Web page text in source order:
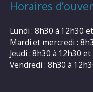
Horaires
Lundi : 8h30 à 12h30
Mardi et mercredi :
Jeudi : 8h30 à 12h30
Vendredi : 8h30 à